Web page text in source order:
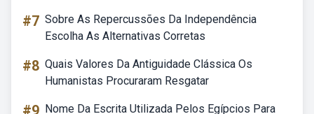
#7 Sobre As Repercussões Da Independência
Escolha As Alternativas Corretas
#8 Quais Valores Da Antiguidade Clássica Os
Humanistas Procuraram Resgatar
#9 Nome Da Escrita Utilizada Pelos Egípcios Para